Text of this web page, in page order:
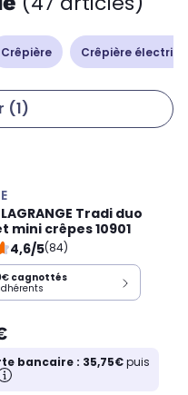
Crêpière Crêpière
(1)
Tradi duo
mini crêpes 10901
4,6/5(84)
cagnottés
bancaire : 35,75€puis